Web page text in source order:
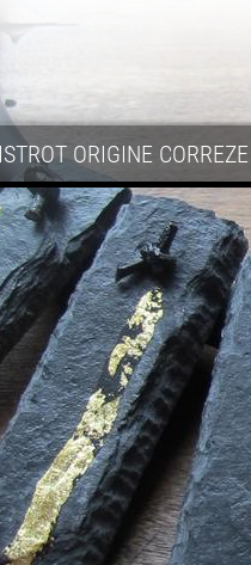
ORIGINE CORREZE